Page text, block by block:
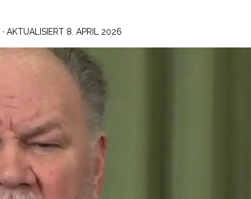
· AKTUALISIERT 8. APRIL 2026